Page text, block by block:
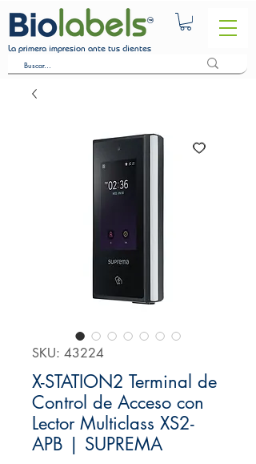
La primera impresion ante tus clientes
SKU: 43224
X-STATION2 Terminal de
Control de Acceso con
Lector Multiclass XS2-
APB | SUPREMA